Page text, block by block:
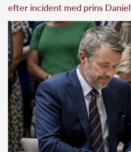
efter incident med prins Daniel